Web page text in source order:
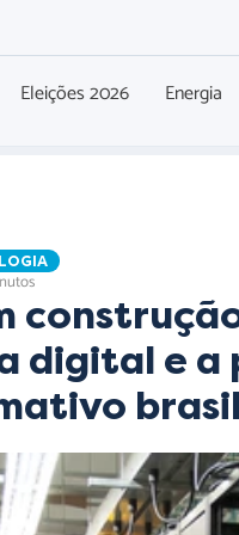
Eleições 2026 Energia
digital e a